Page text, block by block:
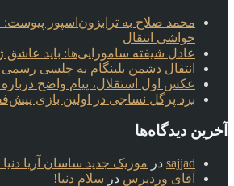
محمد صلاح به ترابزون‌اسپور پیوست:
حواشی انتقال
عادل شیفته سامورایی‌ها: باید عاشق
انتقال دشمن بلینگام به چلسی
عکس اول استقلال، پیام واضح درباره
برد پرگل نساجی در اولین بازی
آخرین دیدگاه‌ها
sajjad در موزیک جدید ساسان آریا
آقای وردپرس در سلام دنیا!